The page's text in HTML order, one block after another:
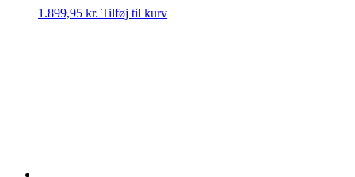
1.899,95 kr. Tilføj til kurv